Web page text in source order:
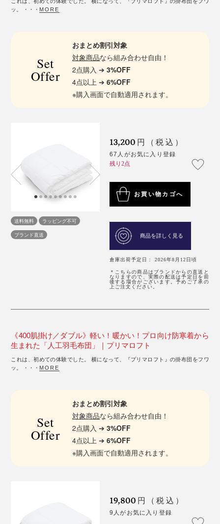
ッ。 ・・・ MORE
Set
Offer
おまとめ割引対象
対象商品なら組み合わせ自由！
2点購入 ➔3%OFF
4点以上 ➔6%OFF
※購入画面で自動適用されます。
送料無料
ラッピング不可
ブランド直送
13,200 円（税込）
67人がお気に入り登録
残り2点
お買い物カゴへ
商品を詳しく見る
倉庫出荷予定日： 2026年8月12日頃
＊こちらの商品はブランドからの直送と
なりますので、実際の配送は予定日を前
後する場合がございます。予めご了承の
上ご注文ください。
《400肌掛け／ダブル》軽い！暖かい！プロ向け防寒着から
生まれた「人工羽毛布団」｜プリマロフト
これは、初めての体験でした。 横になって、『プリマロフト』の掛布団をフワ
ッ。 ・・・ MORE
Set
Offer
おまとめ割引対象
対象商品なら組み合わせ自由！
2点購入 ➔3%OFF
4点以上 ➔6%OFF
※購入画面で自動適用されます。
19,800 円（税込）
9人がお気に入り登録